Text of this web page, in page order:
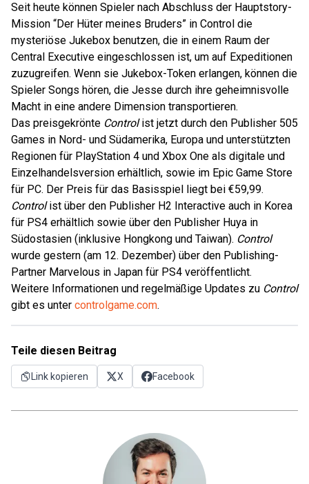
Seit heute können Spieler nach Abschluss der Hauptstory-
Mission “Der Hüter meines Bruders” in Control die
mysteriöse Jukebox benutzen, die in einem Raum der
Central Executive eingeschlossen ist, um auf Expeditionen
zuzugreifen. Wenn sie Jukebox-Token erlangen, können die
Spieler Songs hören, die Jesse durch ihre geheimnisvolle
Macht in eine andere Dimension transportieren.
Das preisgekrönte Controlist jetzt durch den Publisher 505
Games in Nord- und Südamerika, Europa und unterstützten
Regionen für PlayStation 4 und Xbox One als digitale und
Einzelhandelsversion erhältlich, sowie im Epic Game Store
für PC. Der Preis für das Basisspiel liegt bei €59,99.
Controlist über den Publisher H2 Interactive auch in Korea
für PS4 erhältlich sowie über den Publisher Huya in
Südostasien (inklusive Hongkong und Taiwan). Control
wurde gestern (am 12. Dezember) über den Publishing-
Partner Marvelous in Japan für PS4 veröffentlicht.
Weitere Informationen und regelmäßige Updates zu Control
gibt es unter controlgame.com.
Teile diesen Beitrag
Link kopieren X Facebook